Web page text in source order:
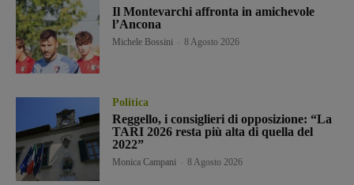
Il Montevarchi affronta in amichevole
l’Ancona
Michele Bossini 8 Agosto 2026
Politica
Reggello, i consiglieri di opposizione: “La
TARI 2026 resta più alta di quella del
2022”
Monica Campani 8 Agosto 2026